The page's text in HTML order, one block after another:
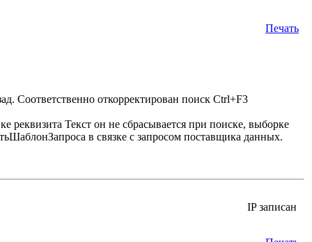
Печать
Соответственно откорректирован поиск Ctrl+F3
реквизита Текст он не сбрасывается при поиске, выборке
в связке с запросом поставщика данных.
IP записан